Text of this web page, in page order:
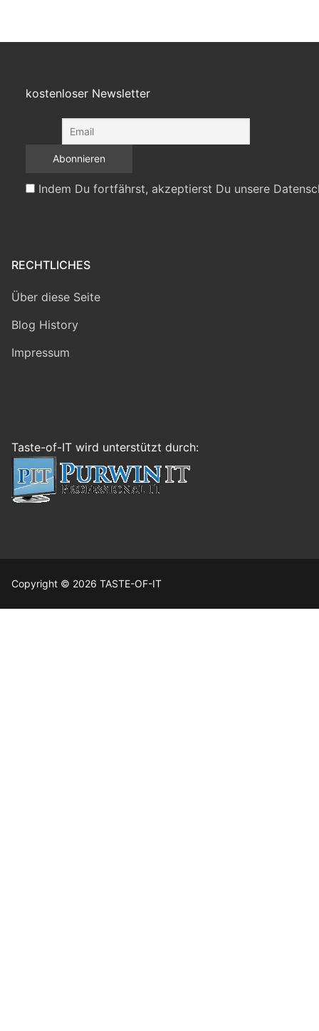
kostenloser Newsletter
Indem Du fortfährst, akzeptierst Du unsere
RECHTLICHES
Über diese Seite
Blog History
Impressum
Taste-of-IT wird unterstützt durch:
Copyright © 2026 TASTE-OF-IT